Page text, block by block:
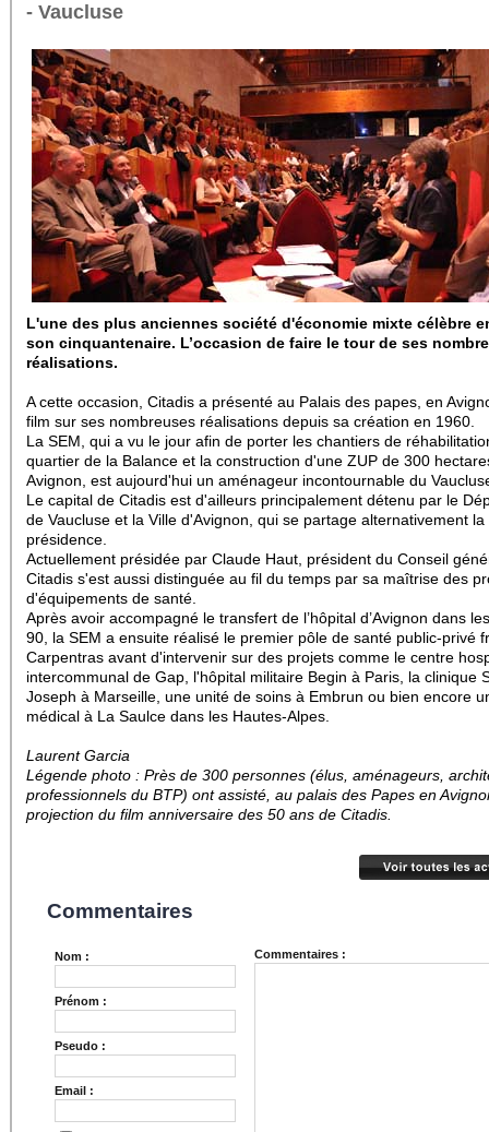
- Vaucluse
L'une des plus anciennes société d'économie mixte célèbre
son cinquantenaire. L’occasion de faire le tour de ses
réalisations.
A cette occasion, Citadis a présenté au Palais des papes, en
film sur ses nombreuses réalisations depuis sa création en 1960.
La SEM, qui a vu le jour afin de porter les chantiers de
quartier de la Balance et la construction d'une ZUP de 300
Avignon, est aujourd'hui un aménageur incontournable du
Le capital de Citadis est d'ailleurs principalement détenu par le
de Vaucluse et la Ville d'Avignon, qui se partage alternativement la
présidence.
Actuellement présidée par Claude Haut, président du Conseil
Citadis s'est aussi distinguée au fil du temps par sa maîtrise des
d'équipements de santé.
Après avoir accompagné le transfert de l’hôpital d’Avignon dans
90, la SEM a ensuite réalisé le premier pôle de santé public-privé
Carpentras avant d'intervenir sur des projets comme le centre
intercommunal de Gap, l'hôpital militaire Begin à Paris, la clinique
Joseph à Marseille, une unité de soins à Embrun ou bien encore
médical à La Saulce dans les Hautes-Alpes.
Laurent Garcia
Légende photo : Près de 300 personnes (élus, aménageurs,
professionnels du BTP) ont assisté, au palais des Papes en
projection du film anniversaire des 50 ans de Citadis.
Commentaires
Nom :
Prénom :
Pseudo :
Email :
Commentaires :